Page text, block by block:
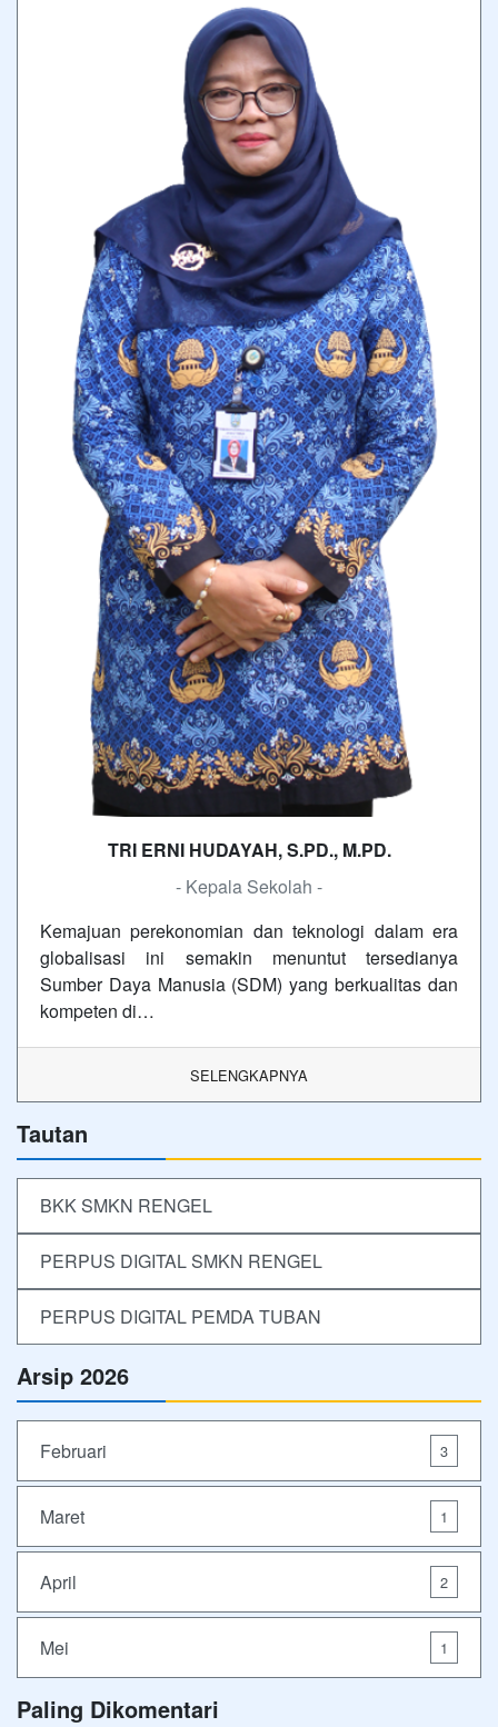
TRI ERNI HUDAYAH, S.PD., M.PD.
- Kepala Sekolah -
Kemajuan perekonomian dan teknologi dalam era
globalisasi ini semakin menuntut tersedianya
Sumber Daya Manusia (SDM) yang berkualitas dan
kompeten di…
SELENGKAPNYA
Tautan
BKK SMKN RENGEL
PERPUS DIGITAL SMKN RENGEL
PERPUS DIGITAL PEMDA TUBAN
Arsip 2026
Februari 3
Maret 1
April 2
Mei 1
Paling Dikomentari